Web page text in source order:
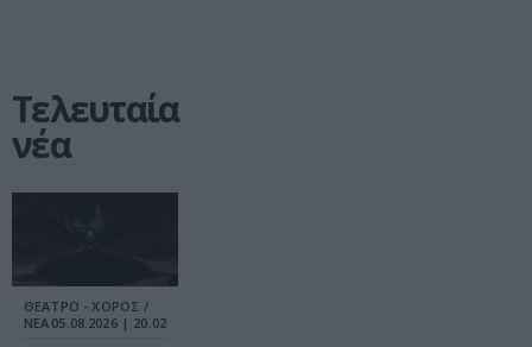
Τελευταία
νέα
ΘΕΑΤΡΟ - ΧΟΡΟΣ /
ΝΕΑ 05.08.2026 | 20.02